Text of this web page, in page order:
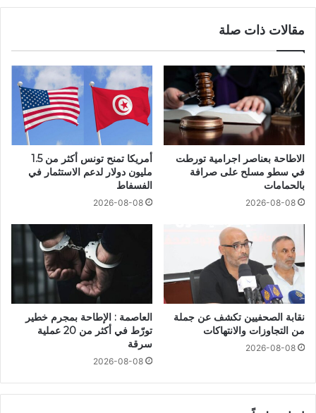
مقالات ذات صلة
الاطاحة بعناصر اجرامية تورطت
في سطو مسلح على صرافة
بالحمامات
2026-08-08
أمريكا تمنح تونس أكثر من 1.5
مليون دولار لدعم الاستثمار في
الفسفاط
2026-08-08
نقابة الصحفيين تكشف عن جملة
من التجاوزات والانتهاكات
2026-08-08
العاصمة : الإطاحة بمجرم خطير
تورّط في أكثر من 20 عملية
سرقة
2026-08-08